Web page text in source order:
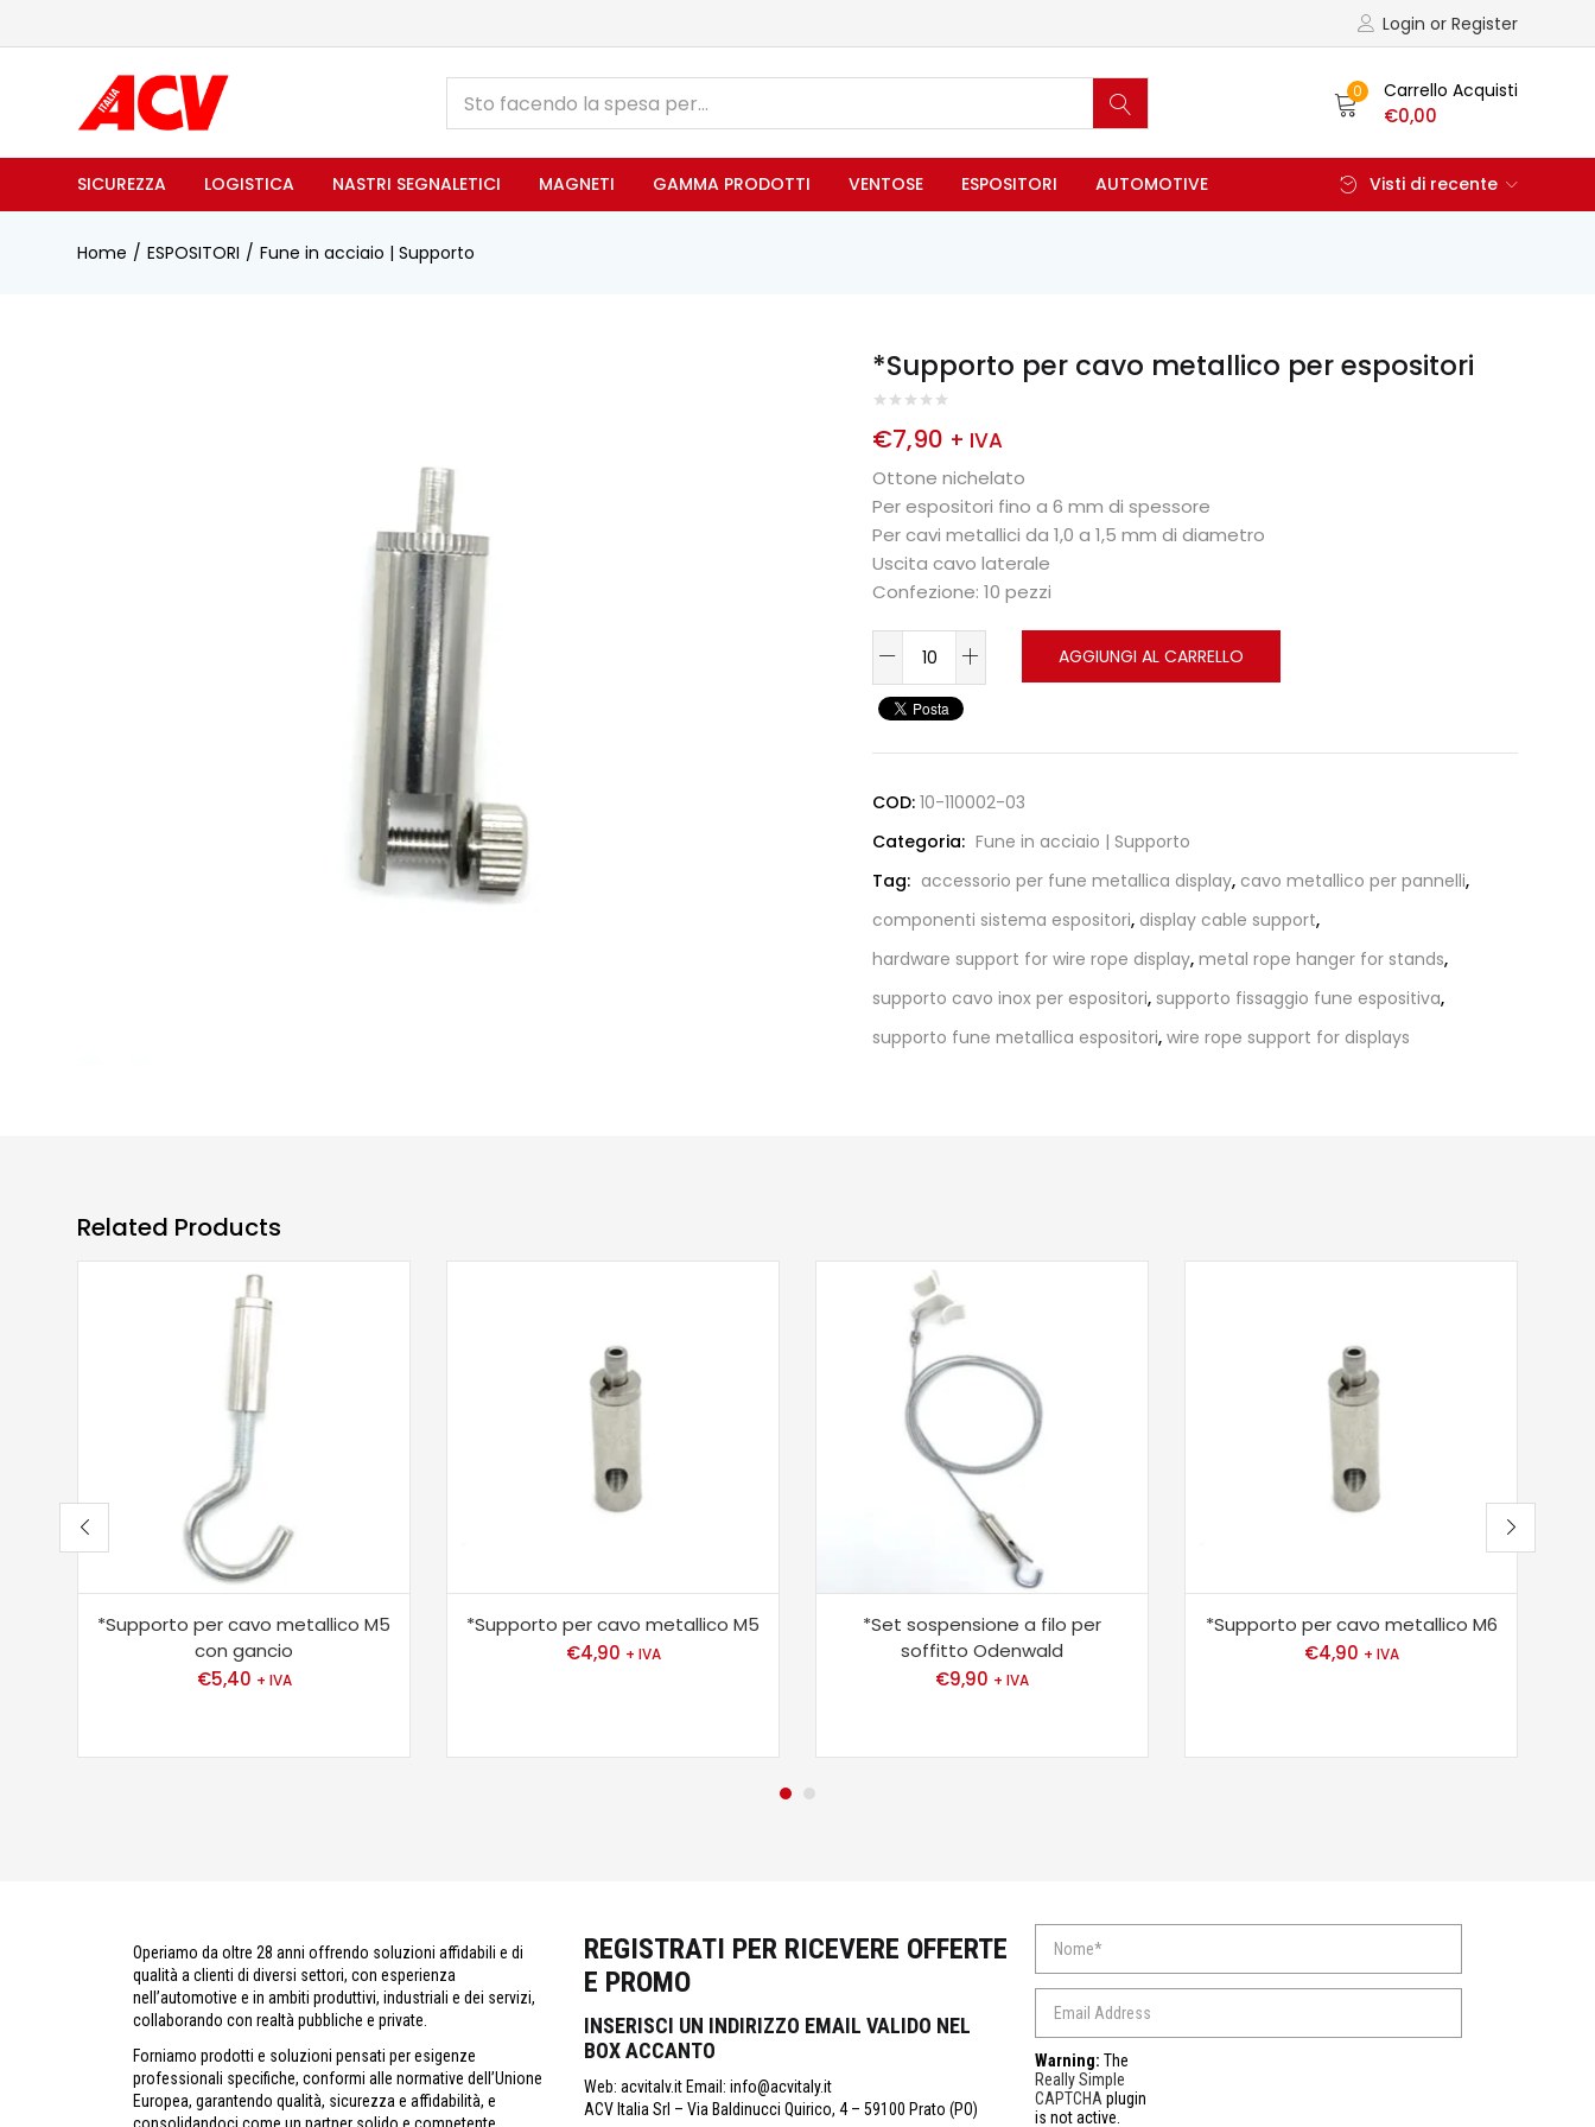
Login or Register
0 Carrello Acquisti
€0,00
SICUREZZA LOGISTICA NASTRI SEGNALETICI MAGNETI GAMMA PRODOTTI VENTOSE ESPOSITORI AUTOMOTIVE Visti di recente
Home ESPOSITORI Fune in acciaio | Supporto
*Supporto per cavo metallico per espositori
€7,90 + IVA
Ottone nichelato
Per espositori fino a 6 mm di spessore
Per cavi metallici da 1,0 a 1,5 mm di diametro
Uscita cavo laterale
Confezione: 10 pezzi
AGGIUNGI AL CARRELLO
COD: 10-110002-03
Categoria: Fune in acciaio | Supporto
Tag: accessorio per fune metallica display, cavo metallico per pannelli,
componenti sistema espositori, display cable support,
hardware support for wire rope display, metal rope hanger for stands,
supporto cavo inox per espositori, supporto fissaggio fune espositiva,
supporto fune metallica espositori, wire rope support for displays
Related Products
*Supporto per cavo metallico M5
con gancio
€5,40 + IVA
*Supporto per cavo metallico M5
€4,90 + IVA
*Set sospensione a filo per
soffitto Odenwald
€9,90 + IVA
*Supporto per cavo metallico M6
€4,90 + IVA
Operiamo da oltre 28 anni offrendo soluzioni affidabili e di
qualità a clienti di diversi settori, con esperienza
nell’automotive e in ambiti produttivi, industriali e dei servizi,
collaborando con realtà pubbliche e private.
Forniamo prodotti e soluzioni pensati per esigenze
professionali specifiche, conformi alle normative dell’Unione
Europea, garantendo qualità, sicurezza e affidabilità, e
REGISTRATI PER RICEVERE OFFERTE
E PROMO
INSERISCI UN INDIRIZZO EMAIL VALIDO NEL
BOX ACCANTO
Web: acvitalv.it Email: info@acvitaly.it
ACV Italia Srl – Via Baldinucci Quirico, 4 – 59100 Prato (PO)
Warning: The
Really Simple
CAPTCHA plugin
is not active.